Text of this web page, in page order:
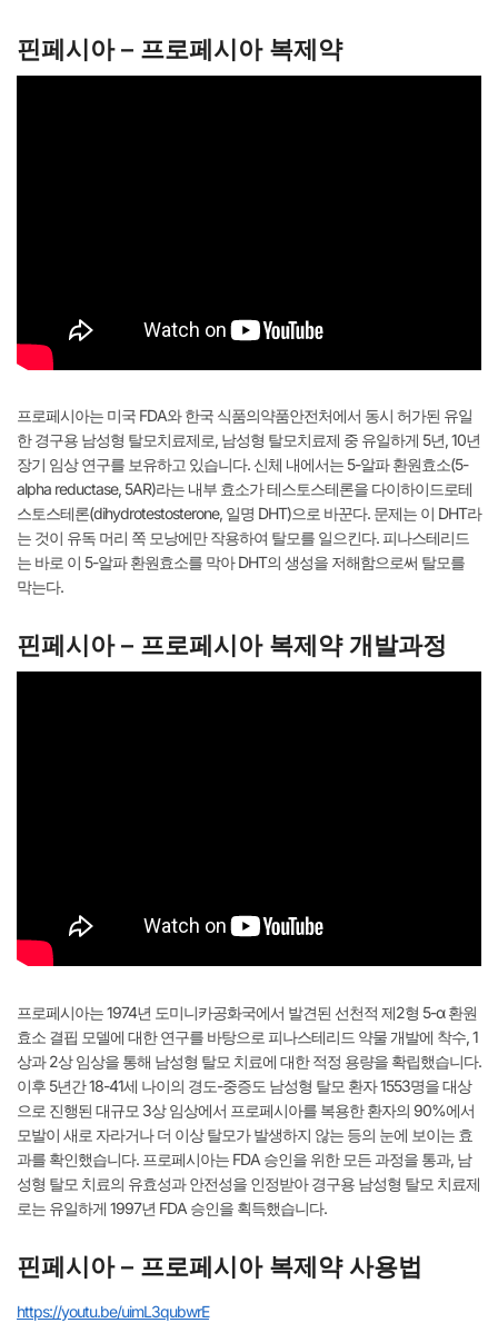
핀페시아 – 프로페시아 복제약
프로페시아는 미국 FDA와 한국 식품의약품안전처에서 동시 허가된 유일
한 경구용 남성형 탈모치료제로, 남성형 탈모치료제 중 유일하게 5년, 10년
장기 임상 연구를 보유하고 있습니다. 신체 내에서는 5-알파 환원효소(5-
alpha reductase, 5AR)라는 내부 효소가 테스토스테론을 다이하이드로테
스토스테론(dihydrotestosterone, 일명 DHT)으로 바꾼다. 문제는 이 DHT라
는 것이 유독 머리 쪽 모낭에만 작용하여 탈모를 일으킨다. 피나스테리드
는 바로 이 5-알파 환원효소를 막아 DHT의 생성을 저해함으로써 탈모를
막는다.
핀페시아 – 프로페시아 복제약 개발과정
프로페시아는 1974년 도미니카공화국에서 발견된 선천적 제2형 5-α 환원
효소 결핍 모델에 대한 연구를 바탕으로 피나스테리드 약물 개발에 착수, 1
상과 2상 임상을 통해 남성형 탈모 치료에 대한 적정 용량을 확립했습니다.
이후 5년간 18-41세 나이의 경도-중증도 남성형 탈모 환자 1553명을 대상
으로 진행된 대규모 3상 임상에서 프로페시아를 복용한 환자의 90%에서
모발이 새로 자라거나 더 이상 탈모가 발생하지 않는 등의 눈에 보이는 효
과를 확인했습니다. 프로페시아는 FDA 승인을 위한 모든 과정을 통과, 남
성형 탈모 치료의 유효성과 안전성을 인정받아 경구용 남성형 탈모 치료제
로는 유일하게 1997년 FDA 승인을 획득했습니다.
핀페시아 – 프로페시아 복제약 사용법
https://youtu.be/uimL3qubwrE